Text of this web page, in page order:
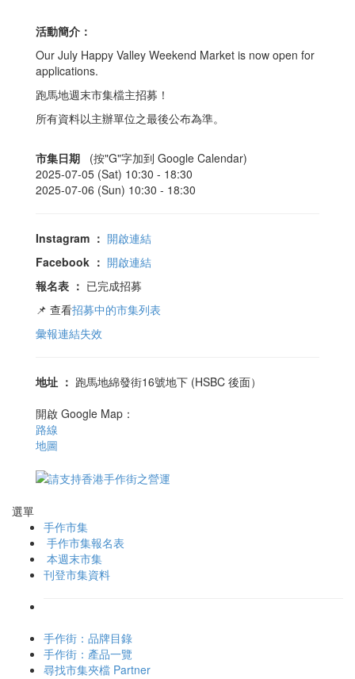
活動簡介：
Our July Happy Valley Weekend Market is now open for
applications.
跑馬地週末市集檔主招募！
所有資料以主辦單位之最後公布為準。
市集日期
(按"G"字加到 Google Calendar)
2025-07-05 (Sat) 10:30 - 18:30
2025-07-06 (Sun) 10:30 - 18:30
Instagram ： 開啟連結
Facebook ： 開啟連結
報名表 ： 已完成招募
📌 查看招募中的市集列表
彙報連結失效
地址 ： 跑馬地綿發街16號地下 (HSBC 後面）
開啟 Google Map：
路線
地圖
選單
手作市集
手作市集報名表
本週末市集
刊登市集資料
手作街：品牌目錄
手作街：產品一覽
尋找市集夾檔 Partner